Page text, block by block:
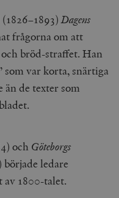
Dagens
frågorna om att
bröd-straffet. Han
som var korta, snärtiga
de texter som
och Göteborgs
ledare
av 1800-talet.